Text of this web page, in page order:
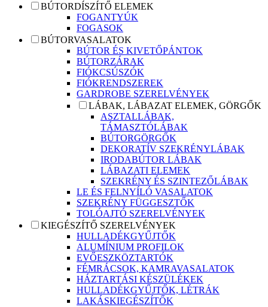
BÚTORDÍSZÍTŐ ELEMEK
FOGANTYÚK
FOGASOK
BÚTORVASALATOK
BÚTOR ÉS KIVETŐPÁNTOK
BÚTORZÁRAK
FIÓKCSÚSZÓK
FIÓKRENDSZEREK
GARDROBE SZERELVÉNYEK
LÁBAK, LÁBAZAT ELEMEK, GÖRGŐK
ASZTALLÁBAK,
TÁMASZTÓLÁBAK
BÚTORGÖRGŐK
DEKORATÍV SZEKRÉNYLÁBAK
IRODABÚTOR LÁBAK
LÁBAZATI ELEMEK
SZEKRÉNY ÉS SZINTEZŐLÁBAK
LE ÉS FELNYÍLÓ VASALATOK
SZEKRÉNY FÜGGESZTŐK
TOLÓAJTÓ SZERELVÉNYEK
KIEGÉSZÍTŐ SZERELVÉNYEK
HULLADÉKGYŰJTŐK
ALUMÍNIUM PROFILOK
EVŐESZKÖZTARTÓK
FÉMRÁCSOK, KAMRAVASALATOK
HÁZTARTÁSI KÉSZÜLÉKEK
HULLADÉKGYŰJTŐK, LÉTRÁK
LAKÁSKIEGÉSZÍTŐK